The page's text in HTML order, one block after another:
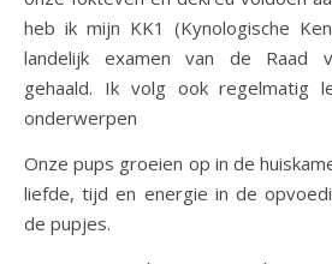
heb ik mijn KK1 (Kynologische
landelijk examen van de Raad
gehaald. Ik volg ook regelmatig
onderwerpen
Onze pups groeien op in de
liefde, tijd en energie in de
de pupjes.